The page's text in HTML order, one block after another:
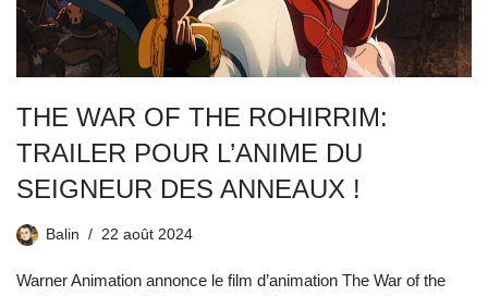
THE WAR OF THE ROHIRRIM:
TRAILER POUR L’ANIME DU
SEIGNEUR DES ANNEAUX !
Balin 22 août 2024
Warner Animation annonce le film d’animation The War of the